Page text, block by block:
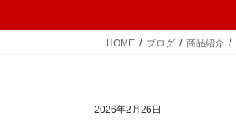
HOME ブログ 商品紹介
2026年2月26日